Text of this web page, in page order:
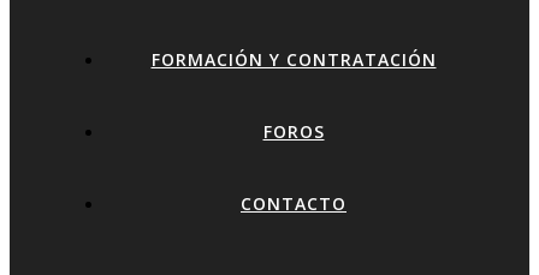
FORMACIÓN Y CONTRATACIÓN
FOROS
CONTACTO